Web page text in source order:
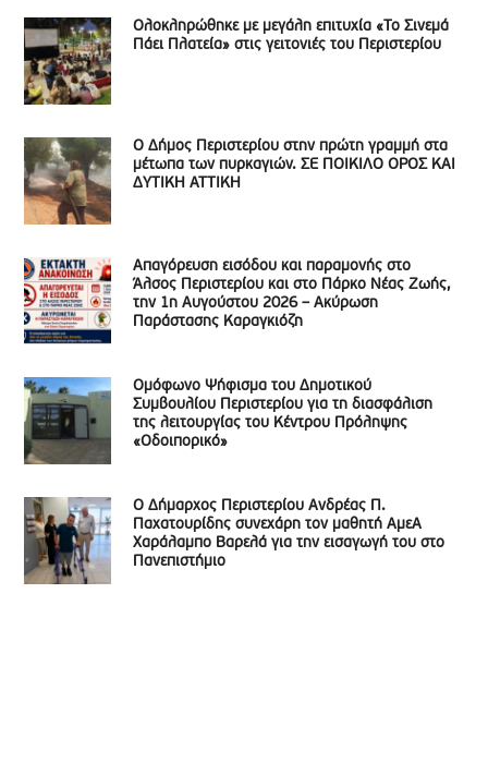
Ολοκληρώθηκε με μεγάλη επιτυχία «Το Σινεμά
Πάει Πλατεία» στις γειτονιές του Περιστερίου
Ο Δήμος Περιστερίου στην πρώτη γραμμή στα
μέτωπα των πυρκαγιών. ΣΕ ΠΟΙΚΙΛΟ ΟΡΟΣ ΚΑΙ
ΔΥΤΙΚΗ ΑΤΤΙΚΗ
Απαγόρευση εισόδου και παραμονής στο
Άλσος Περιστερίου και στο Πάρκο Νέας Ζωής,
την 1η Αυγούστου 2026 – Ακύρωση
Παράστασης Καραγκιόζη
Ομόφωνο Ψήφισμα του Δημοτικού
Συμβουλίου Περιστερίου για τη διασφάλιση
της λειτουργίας του Κέντρου Πρόληψης
«Οδοιπορικό»
Ο Δήμαρχος Περιστερίου Ανδρέας Π.
Παχατουρίδης συνεχάρη τον μαθητή ΑμεΑ
Χαράλαμπο Βαρελά για την εισαγωγή του στο
Πανεπιστήμιο